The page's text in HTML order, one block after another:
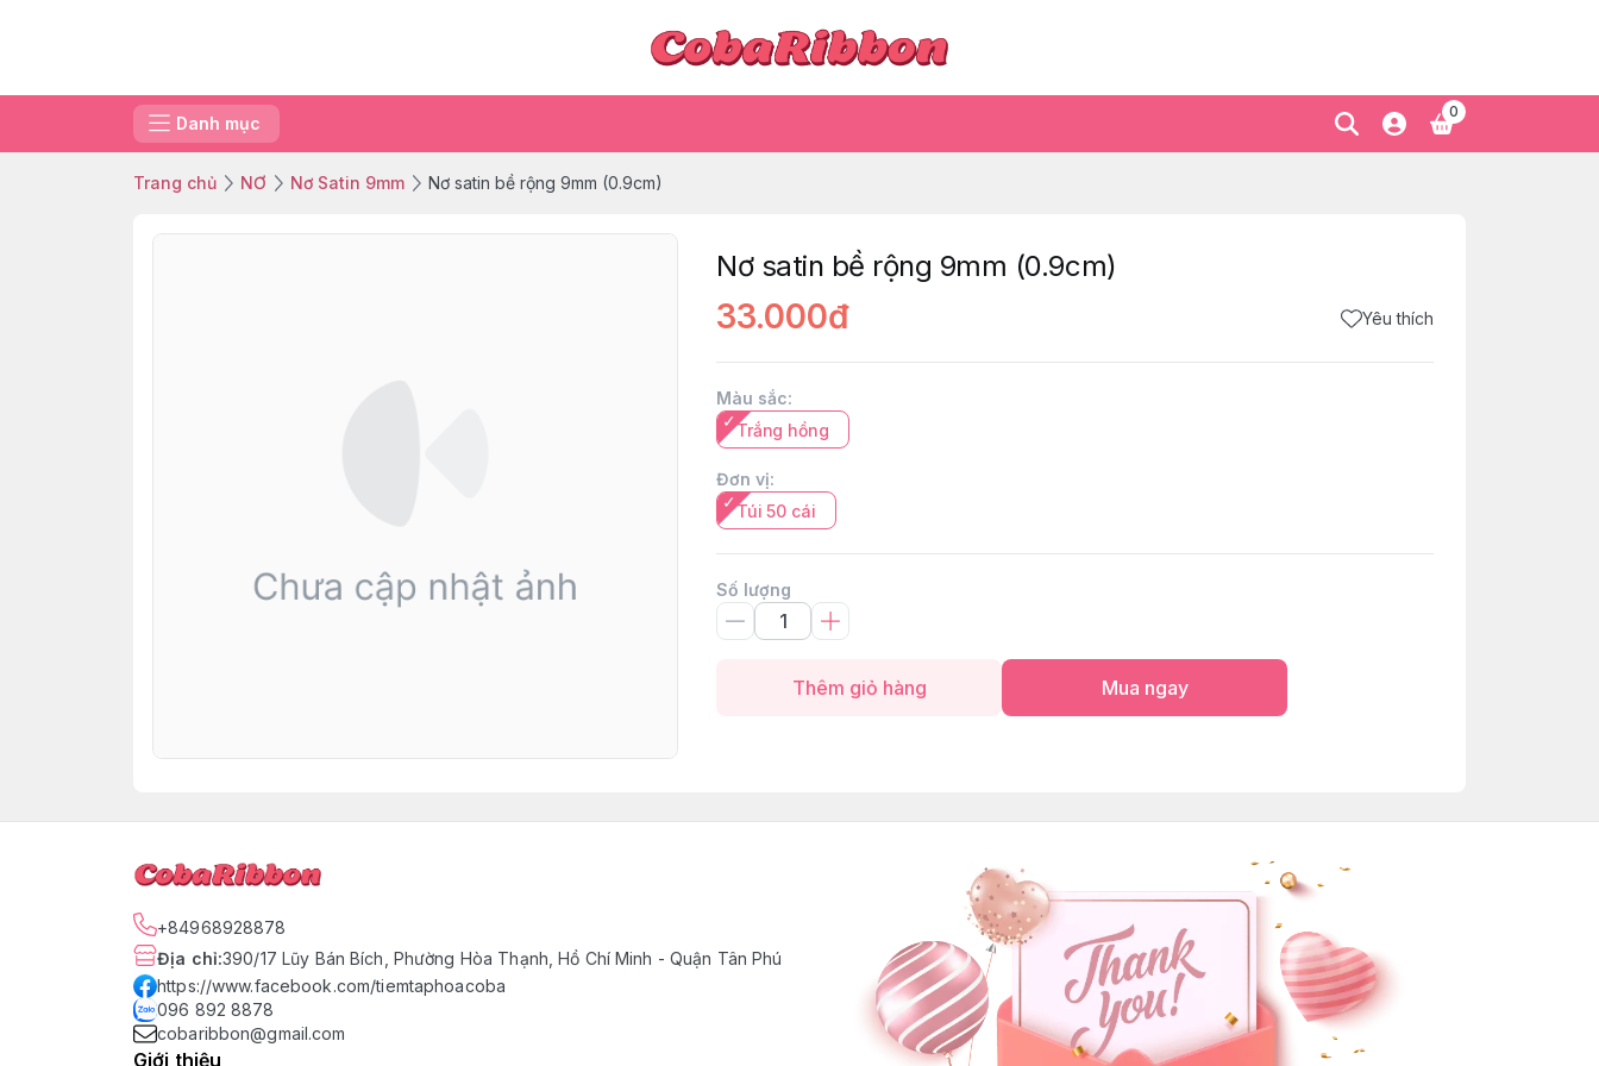
Danh mục
0
Trang chủ NƠ Nơ Satin 9mm Nơ satin bề rộng 9mm (0.9cm)
Nơ satin bề rộng 9mm (0.9cm)
33.000đ Yêu thích
Màu sắc:
Trắng hồng
Đơn vị:
Túi 50 cái
Số lượng
Thêm giỏ hàng Mua ngay
+84968928878
Địa chỉ:390/17 Lũy Bán Bích, Phường Hòa Thạnh, Hồ Chí Minh - Quận Tân Phú
https://www.facebook.com/tiemtaphoacoba
096 892 8878
cobaribbon@gmail.com
Giới thiệu